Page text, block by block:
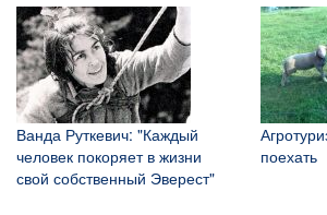
Ванда Руткевич: "Каждый
человек покоряет в жизни
свой собственный Эверест"
поехать